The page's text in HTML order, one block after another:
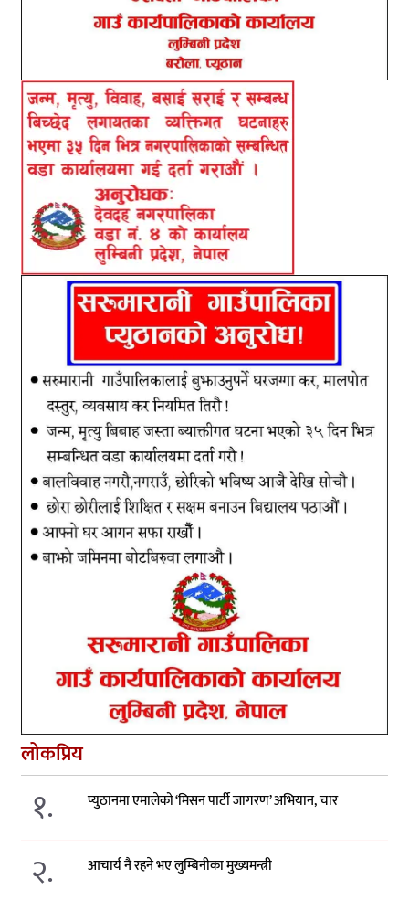
लोकप्रिय
१. प्युठानमा एमालेको ‘मिसन पार्टी जागरण’ अभियान, चार
२. आचार्य नै रहने भए लुम्बिनीका मुख्यमन्त्री